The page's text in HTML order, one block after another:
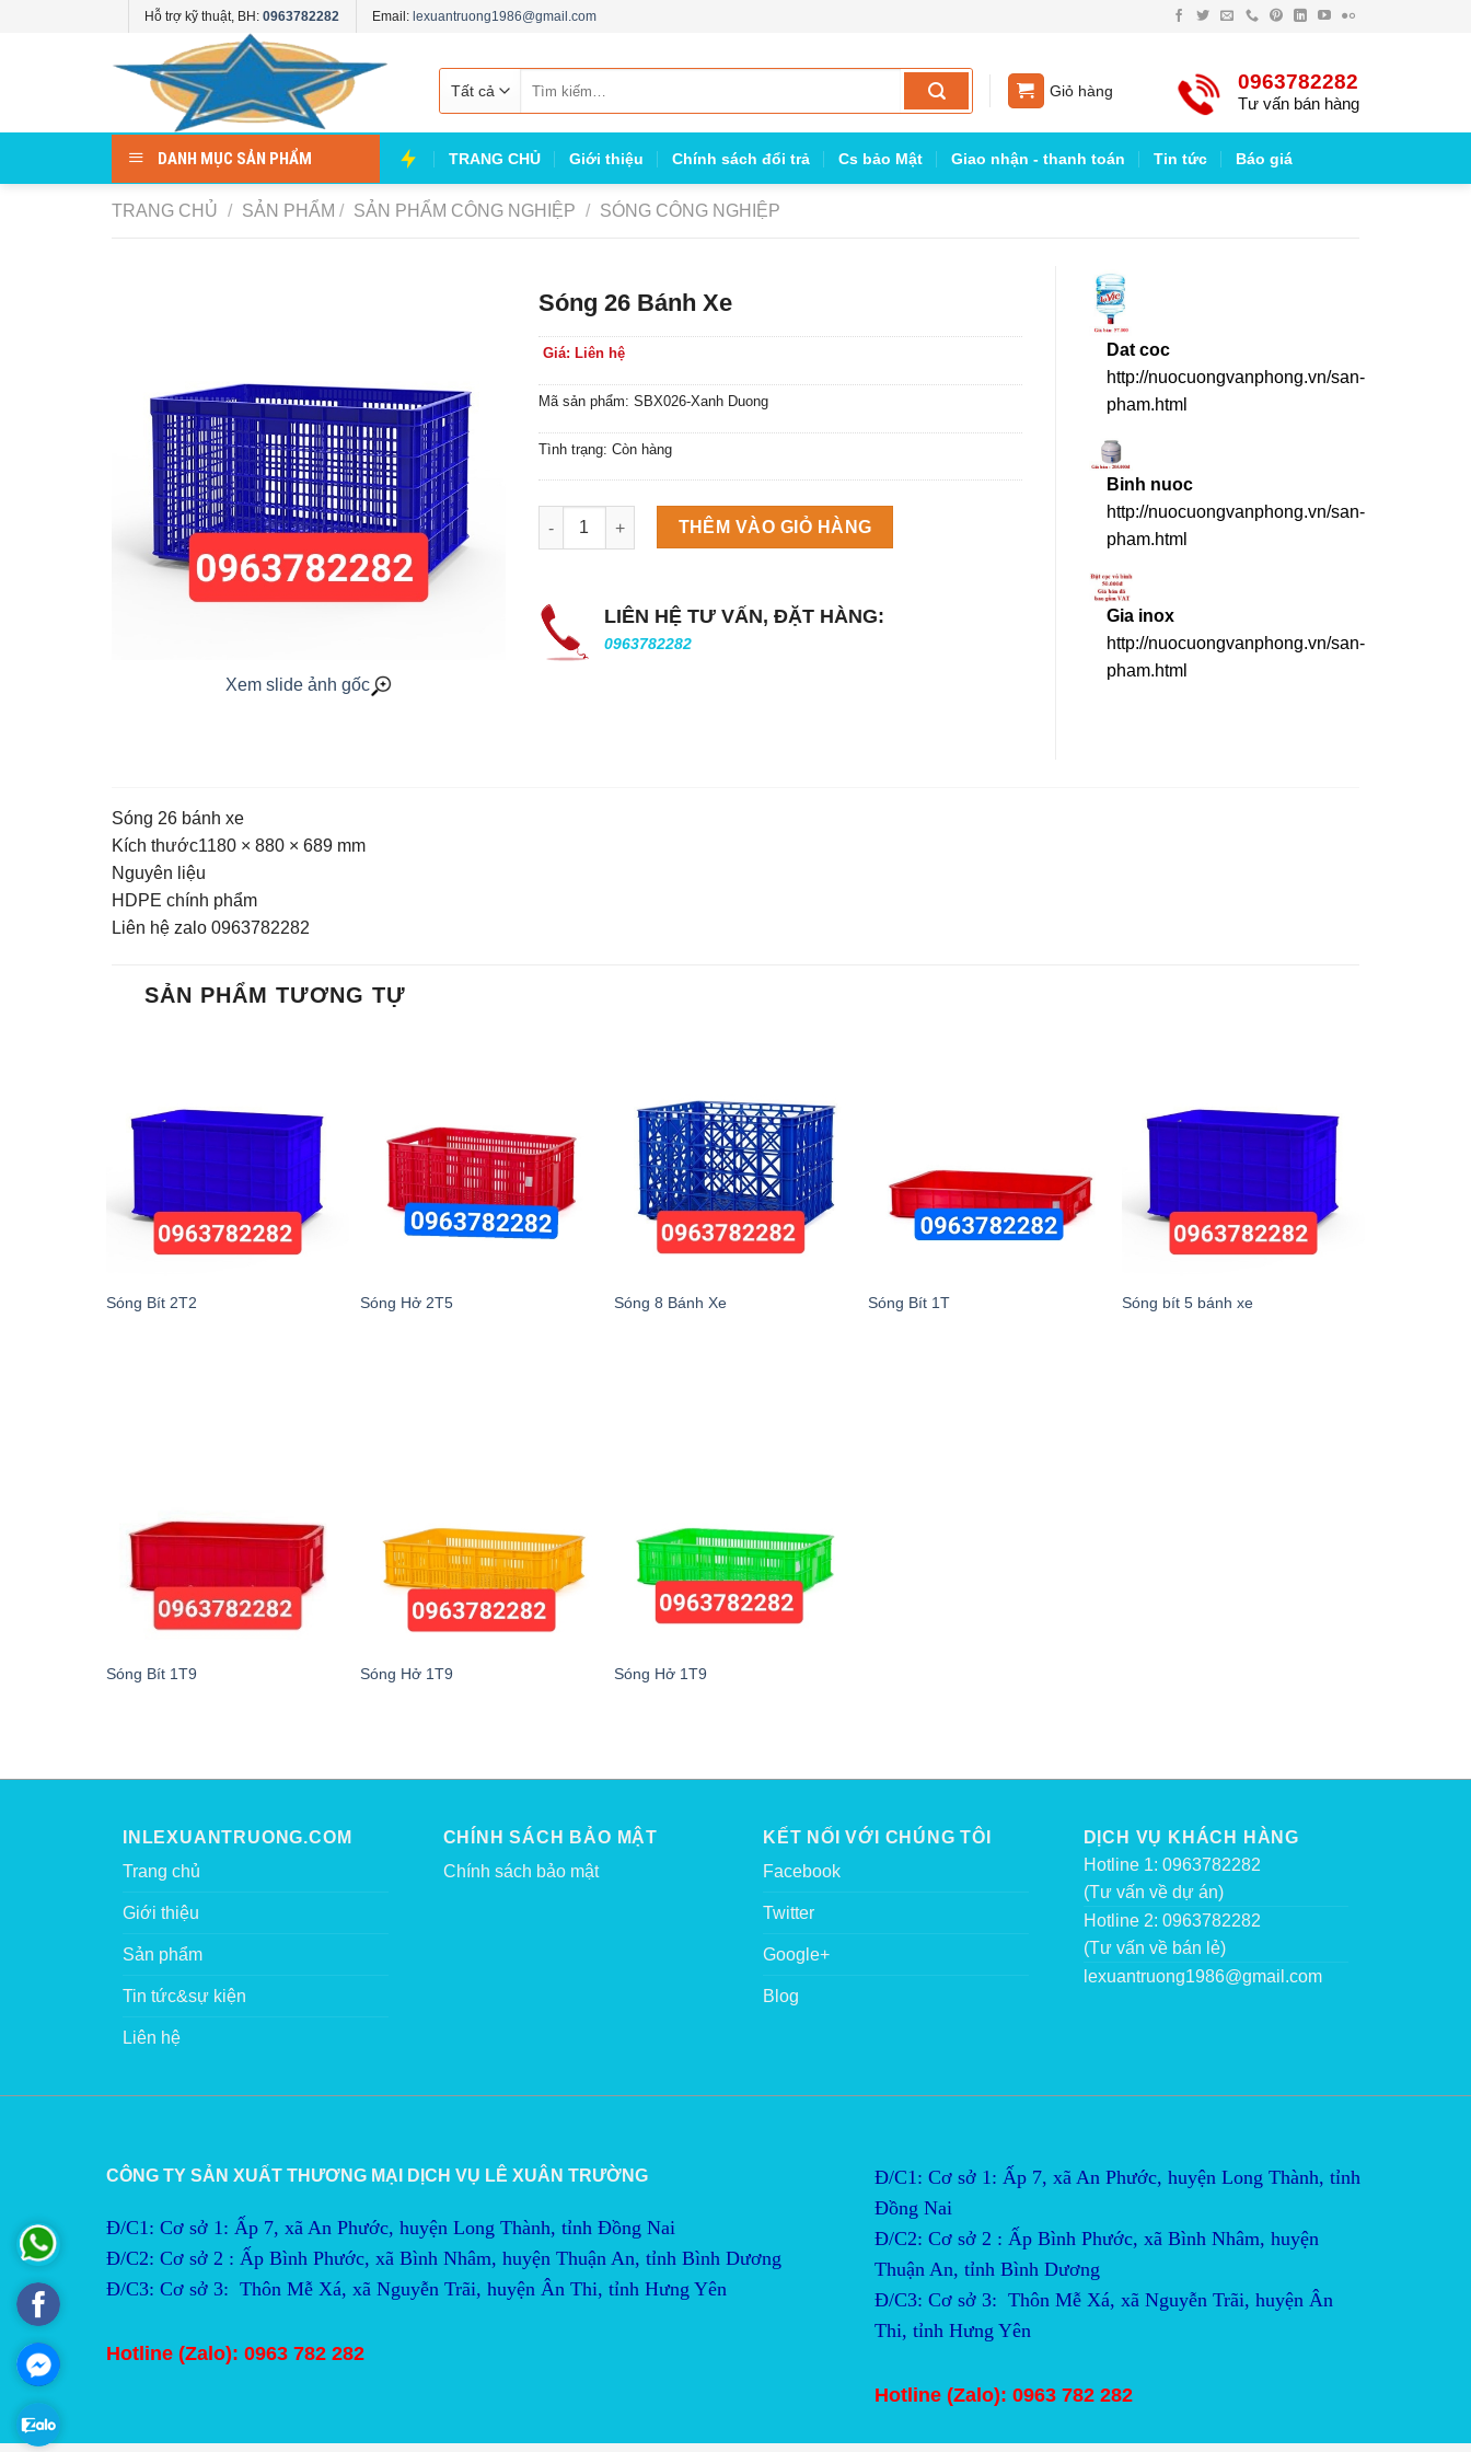
Hỗ trợ kỹ thuật, BH: 0963782282 Email: lexuantruong1986@gmail.com
kiếm:
Giỏ hàng 0963782282
Tư vấn bán hàng
DANH MỤC SẢN PHẨM TRANG CHỦ Giới thiệu Chính sách đổi trả Cs bảo Mật Giao nhận - thanh toán Tin tức Báo giá
TRANG CHỦ / SẢN PHẨM / SẢN PHẨM CÔNG NGHIỆP / SÓNG CÔNG NGHIỆP
Xem slide ảnh gốc
Sóng 26 Bánh Xe
Giá: Liên hệ
Mã sản phẩm: SBX026-Xanh Duong
Tình trạng: Còn hàng
Máy làm đá viên Scotsman NW458AS số lượng
THÊM VÀO GIỎ HÀNG
LIÊN HỆ TƯ VẤN, ĐẶT HÀNG:
0963782282
Dat coc
http://nuocuongvanphong.vn/san-
pham.html
Binh nuoc
http://nuocuongvanphong.vn/san-
pham.html
Gia inox
http://nuocuongvanphong.vn/san-
pham.html
Sóng 26 bánh xe
Kích thước1180 × 880 × 689 mm
Nguyên liệu
HDPE chính phẩm
Liên hệ zalo 0963782282
SẢN PHẨM TƯƠNG TỰ
Sóng Bít 2T2 Sóng Hở 2T5 Sóng 8 Bánh Xe Sóng Bít 1T Sóng bít 5 bánh xe
Sóng Bít 1T9 Sóng Hở 1T9 Sóng Hở 1T9
INLEXUANTRUONG.COM
Trang chủ
Giới thiệu
Sản phẩm
Tin tức&sự kiện
Liên hệ
CHÍNH SÁCH BẢO MẬT
Chính sách bảo mật
KẾT NỐI VỚI CHÚNG TÔI
Facebook
Twitter
Google+
Blog
DỊCH VỤ KHÁCH HÀNG
Hotline 1: 0963782282
(Tư vấn về dự án)
Hotline 2: 0963782282
(Tư vấn về bán lẻ)
lexuantruong1986@gmail.com
CÔNG TY SẢN XUẤT THƯƠNG MẠI DỊCH VỤ LÊ XUÂN TRƯỜNG
Đ/C1: Cơ sở 1: Ấp 7, xã An Phước, huyện Long Thành, tỉnh Đồng Nai
Đ/C2: Cơ sở 2 : Ấp Bình Phước, xã Bình Nhâm, huyện Thuận An, tỉnh Bình Dương
Đ/C3: Cơ sở 3:  Thôn Mễ Xá, xã Nguyễn Trãi, huyện Ân Thi, tỉnh Hưng Yên
Hotline (Zalo): 0963 782 282
Đ/C1: Cơ sở 1: Ấp 7, xã An Phước, huyện Long Thành, tỉnh
Đồng Nai
Đ/C2: Cơ sở 2 : Ấp Bình Phước, xã Bình Nhâm, huyện
Thuận An, tỉnh Bình Dương
Đ/C3: Cơ sở 3:  Thôn Mễ Xá, xã Nguyễn Trãi, huyện Ân
Thi, tỉnh Hưng Yên
Hotline (Zalo): 0963 782 282